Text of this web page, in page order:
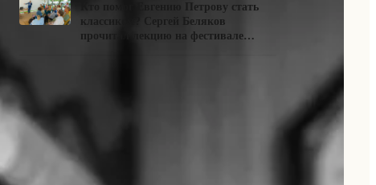
Кто помог Евгению Петрову стать
классиком? Сергей Беляков
прочитал лекцию на фестивале